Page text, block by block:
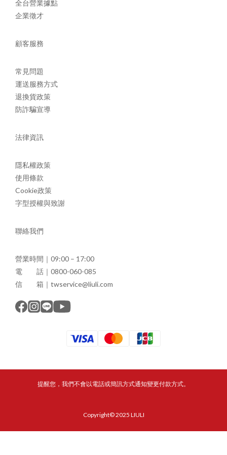
全台營業據點
企業徵才
顧客服務
常見問題
運送服務方式
退換貨政策
防詐騙宣導
法律資訊
隱私權政策
使用條款
Cookie政策
字型授權與致謝
聯絡我們
營業時間｜09:00 – 17:00
電 話｜0800-060-085
信 箱｜twservice@liuli.com
提醒您，我們不會以電話或簡訊方式通知變更付款方式。
Copyright© 2025 LIULI